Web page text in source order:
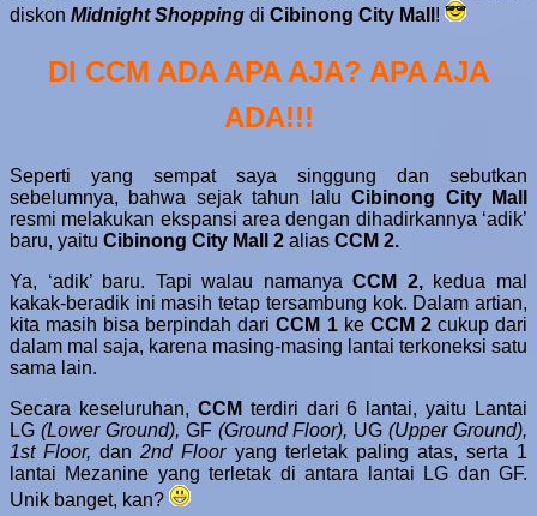
diskon Midnight Shopping di Cibinong City Mall !
DI CCM ADA APA AJA? APA AJA
ADA!!!
Seperti yang sempat saya singgung dan sebutkan
sebelumnya, bahwa sejak tahun laluCibinong City Mall
resmi melakukan ekspansi area dengan dihadirkannya ‘adik’
baru, yaitu Cibinong City Mall 2 alias CCM 2.
Ya, ‘adik’ baru. Tapi walau namanyaCCM 2,kedua mal
kakak-beradik ini masih tetap tersambung kok. Dalam artian,
kita masih bisa berpindah dariCCM 1ke CCM 2cukup dari
dalam mal saja, karena masing-masing lantai terkoneksi satu
sama lain.
Secara keseluruhan, CCM terdiri dari 6 lantai, yaitu Lantai
LG (Lower Ground), GF (Ground Floor), UG(Upper Ground),
1st Floor,dan2nd Floor yang terletak paling atas, serta 1
lantai Mezanine yang terletak di antara lantai LG dan GF.
Unik banget, kan?